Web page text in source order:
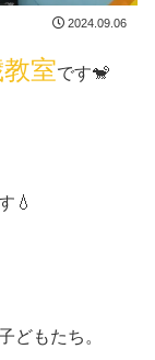
2024.09.06
室です🐒
💧
どもたち。